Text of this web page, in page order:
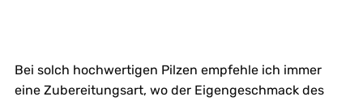
Bei solch hochwertigen Pilzen empfehle ich immer
eine Zubereitungsart, wo der Eigengeschmack des